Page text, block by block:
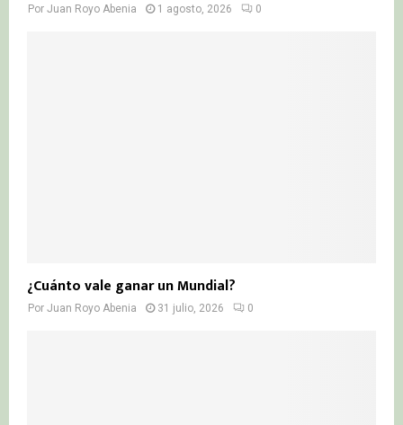
Por Juan Royo Abenia 1 agosto, 2026 0
¿Cuánto vale ganar un Mundial?
Por Juan Royo Abenia 31 julio, 2026 0